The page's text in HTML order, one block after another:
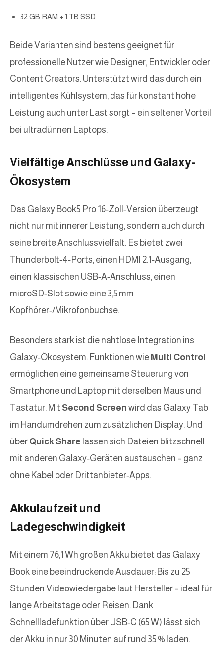
32 GB RAM + 1 TB SSD
Beide Varianten sind bestens geeignet für
professionelle Nutzer wie Designer, Entwickler oder
Content Creators. Unterstützt wird das durch ein
intelligentes Kühlsystem, das für konstant hohe
Leistung auch unter Last sorgt – ein seltener Vorteil
bei ultradünnen Laptops.
Vielfältige Anschlüsse und Galaxy-
Ökosystem
Das Galaxy Book5 Pro 16‑Zoll‑Version überzeugt
nicht nur mit innerer Leistung, sondern auch durch
seine breite Anschlussvielfalt. Es bietet zwei
Thunderbolt‑4‑Ports, einen HDMI 2.1‑Ausgang,
einen klassischen USB‑A‑Anschluss, einen
microSD‑Slot sowie eine 3,5 mm
Kopfhörer‑/Mikrofonbuchse.
Besonders stark ist die nahtlose Integration ins
Galaxy‑Ökosystem: Funktionen wie Multi Control
ermöglichen eine gemeinsame Steuerung von
Smartphone und Laptop mit derselben Maus und
Tastatur. Mit Second Screen wird das Galaxy Tab
im Handumdrehen zum zusätzlichen Display. Und
über Quick Share lassen sich Dateien blitzschnell
mit anderen Galaxy‑Geräten austauschen – ganz
ohne Kabel oder Drittanbieter‑Apps.
Akkulaufzeit und
Ladegeschwindigkeit
Mit einem 76,1 Wh großen Akku bietet das Galaxy
Book eine beeindruckende Ausdauer: Bis zu 25
Stunden Videowiedergabe laut Hersteller – ideal für
lange Arbeitstage oder Reisen. Dank
Schnellladefunktion über USB‑C (65 W) lässt sich
der Akku in nur 30 Minuten auf rund 35 % laden.